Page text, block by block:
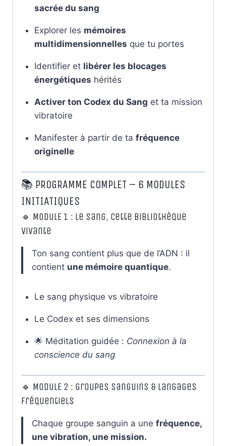
sacrée du sang
Explorer les mémoires
multidimensionnelles que tu portes
Identifier et libérer les blocages
énergétiques hérités
Activer ton Codex du Sang et ta mission
vibratoire
Manifester à partir de ta fréquence
originelle
📚 PROGRAMME COMPLET – 6 MODULES
INITIATIQUES
🔹 MODULE 1 : Le Sang, cette Bibliothèque
Vivante
Ton sang contient plus que de l’ADN : il
contient une mémoire quantique.
Le sang physique vs vibratoire
Le Codex et ses dimensions
🌟 Méditation guidée : Connexion à la
conscience du sang
🔹 MODULE 2 : Groupes Sanguins & Langages
Fréquentiels
Chaque groupe sanguin a une fréquence,
une vibration, une mission.